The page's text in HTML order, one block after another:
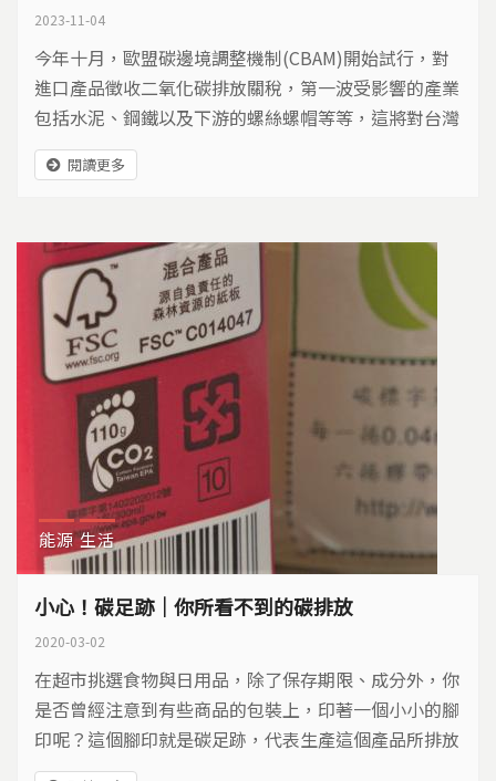
2023-11-04
今年十月，歐盟碳邊境調整機制(CBAM)開始試行，對
進口產品徵收二氧化碳排放關稅，第一波受影響的產業
包括水泥、鋼鐵以及下游的螺絲螺帽等等，這將對台灣
產業造成什麼影響？
閱讀更多
能源 生活
小心！碳足跡│你所看不到的碳排放
2020-03-02
在超市挑選食物與日用品，除了保存期限、成分外，你
是否曾經注意到有些商品的包裝上，印著一個小小的腳
印呢？這個腳印就是碳足跡，代表生產這個產品所排放
的二氧化碳。「凡購買，必留下碳足跡。」廠商、消費